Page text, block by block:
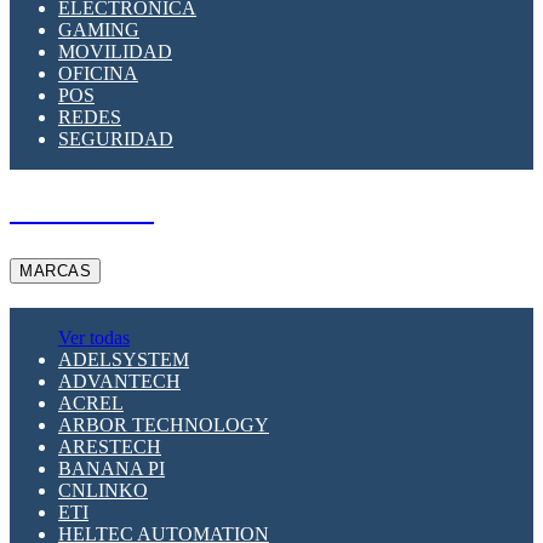
ELECTRÓNICA
GAMING
MOVILIDAD
OFICINA
POS
REDES
SEGURIDAD
MARCAS
Ver todas
ADELSYSTEM
ADVANTECH
ACREL
ARBOR TECHNOLOGY
ARESTECH
BANANA PI
CNLINKO
ETI
HELTEC AUTOMATION